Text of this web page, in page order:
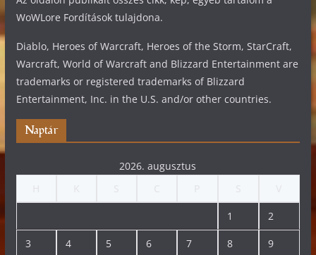
WoWLore Fordítások tulajdona.
Diablo, Heroes of Warcraft, Heroes of the Storm, StarCraft,
Warcraft, World of Warcraft and Blizzard Entertainment are
trademarks or registered trademarks of Blizzard
Entertainment, Inc. in the U.S. and/or other countries.
Naptár
2026. augusztus
1 2
3 4 5 6 7 8 9